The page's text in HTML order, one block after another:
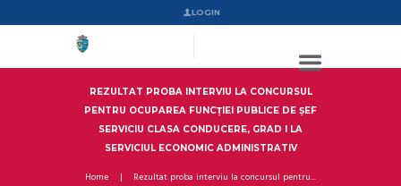
LOGIN
REZULTAT PROBA INTERVIU LA CONCURSUL
PENTRU OCUPAREA FUNCȚIEI PUBLICE DE ȘEF
SERVICIU CLASA CONDUCERE, GRAD I LA
SERVICIUL ECONOMIC ADMINISTRATIV
Home Rezultat proba interviu la concursul pentru...